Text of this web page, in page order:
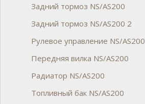
Задний тормоз NS/AS200
Задний тормоз NS/AS200 2
Рулевое управление NS/AS200
Передняя вилка NS/AS200
Радиатор NS/AS200
Топливный бак NS/AS200